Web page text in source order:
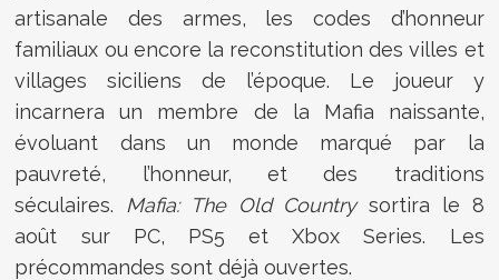
artisanale des armes, les codes d’honneur
familiaux ou encore la reconstitution des villes et
villages siciliens de l’époque. Le joueur y
incarnera un membre de la Mafia naissante,
évoluant dans un monde marqué par la
pauvreté, l’honneur, et des traditions
séculaires. Mafia: The Old Countrysortira le 8
août sur PC, PS5 et Xbox Series. Les
précommandes sont déjà ouvertes.